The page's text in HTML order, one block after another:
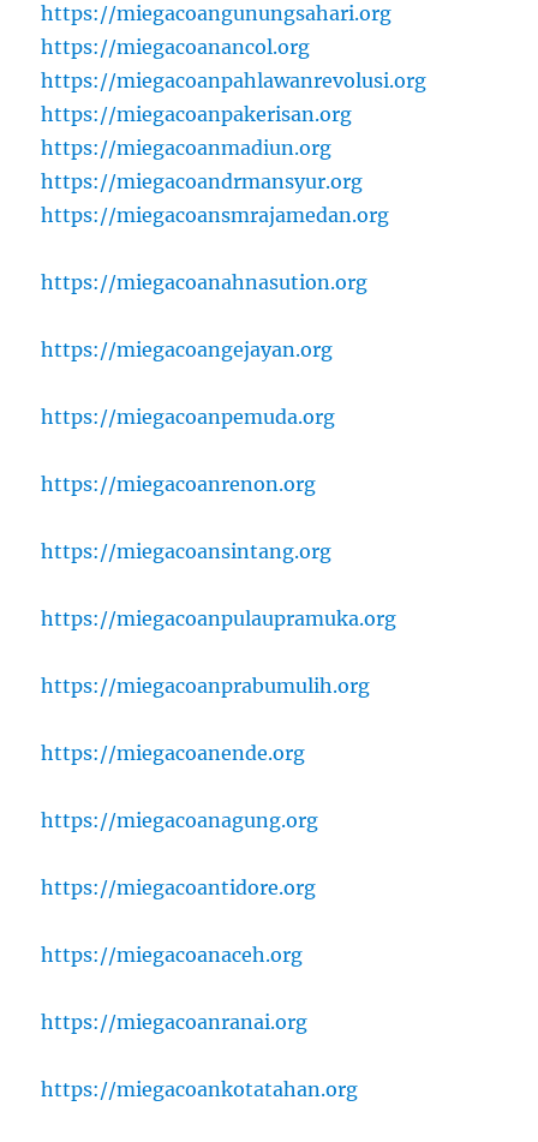
https://miegacoangunungsahari.org
https://miegacoanancol.org
https://miegacoanpahlawanrevolusi.org
https://miegacoanpakerisan.org
https://miegacoanmadiun.org
https://miegacoandrmansyur.org
https://miegacoansmrajamedan.org
https://miegacoanahnasution.org
https://miegacoangejayan.org
https://miegacoanpemuda.org
https://miegacoanrenon.org
https://miegacoansintang.org
https://miegacoanpulaupramuka.org
https://miegacoanprabumulih.org
https://miegacoanende.org
https://miegacoanagung.org
https://miegacoantidore.org
https://miegacoanaceh.org
https://miegacoanranai.org
https://miegacoankotatahan.org